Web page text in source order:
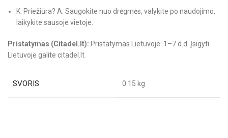
K: Priežiūra? A: Saugokite nuo drėgmės, valykite po naudojimo,
laikykite sausoje vietoje.
Pristatymas (Citadel.lt): Pristatymas Lietuvoje: 1–7 d.d. Įsigyti
Lietuvoje galite citadel.lt.
SVORIS 0.15 kg